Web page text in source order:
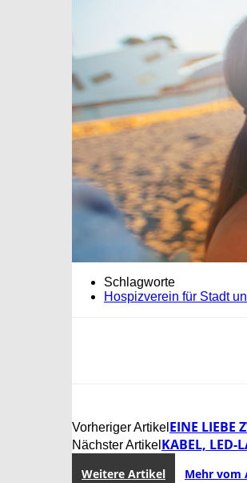
Schlagworte
Hospizverein für Stadt
Vorheriger Artikel EINE LIEBE
Nächster Artikel KABEL, LED-
Weitere Artikel Mehr vom